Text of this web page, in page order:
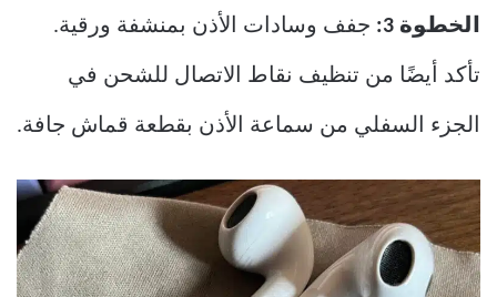
الخطوة 3: جفف وسادات الأذن بمنشفة ورقية.
تأكد أيضًا من تنظيف نقاط الاتصال للشحن في
الجزء السفلي من سماعة الأذن بقطعة قماش جافة.